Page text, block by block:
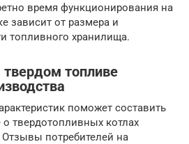
время функционирования на
зависит от размера и
топливного хранилища.
топливе
поможет составить
твердотопливных котлах
Отзывы потребителей на